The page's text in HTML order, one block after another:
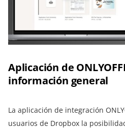
Aplicación de
información general
La aplicación de integración
usuarios de Dropbox la